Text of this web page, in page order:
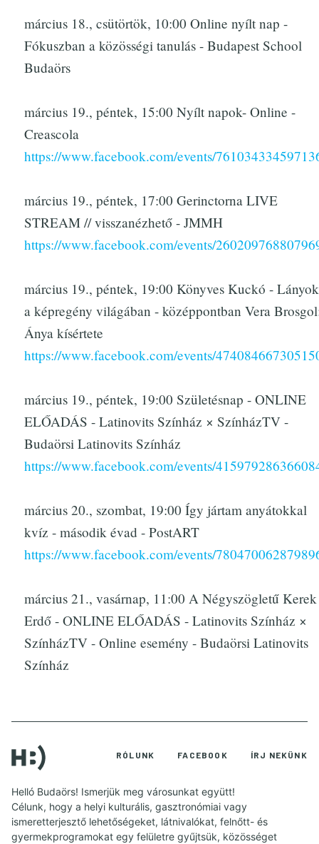
március 18., csütörtök, 10:00 Online nyílt nap -
Fókuszban a közösségi tanulás - Budapest School
Budaörs
március 19., péntek, 15:00 Nyílt napok- Online -
Creascola
https://www.facebook.com/events/
március 19., péntek, 17:00 Gerinctorna LIVE
STREAM // visszanézhető - JMMH
https://www.facebook.com/events/
március 19., péntek, 19:00 Könyves Kuckó - Lányok
a képregény világában - középpontban Vera
Ánya kísértete
https://www.facebook.com/events/
március 19., péntek, 19:00 Születésnap - ONLINE
ELŐADÁS - Latinovits Színház × SzínházTV -
Budaörsi Latinovits Színház
https://www.facebook.com/events/
március 20., szombat, 19:00 Így jártam anyátokkal
kvíz - második évad - PostART
https://www.facebook.com/events/
március 21., vasárnap, 11:00 A Négyszögletű Kerek
Erdő - ONLINE ELŐADÁS - Latinovits Színház ×
SzínházTV - Online esemény - Budaörsi Latinovits
Színház
RÓLUNK FACEBOOK ÍRJ NEKÜNK
Helló Budaörs! Ismerjük meg városunkat együtt!
Célunk, hogy a helyi kulturális, gasztronómiai vagy
ismeretterjesztő lehetőségeket, látnivalókat, felnőtt- és
gyermekprogramokat egy felületre gyűjtsük, közösséget